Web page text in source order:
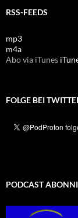
RSS-FEEDS
mp3
m4a
Abo via iTunes
FOLGE BEI
PODCAST